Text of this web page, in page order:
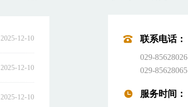
2025-12-10
2025-12-10
2025-12-10
联系电话：
029-85628026
029-85628065
服务时间：